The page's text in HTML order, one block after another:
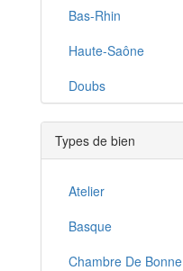
Altkirch
Wittenheim
Rosenau
Sierentz
Kingersheim
Rixheim
Huningue
Schlierbach
Bas-Rhin
Haute-Saône
Doubs
Types de bien
Atelier
Basque
Chambre De Bonne